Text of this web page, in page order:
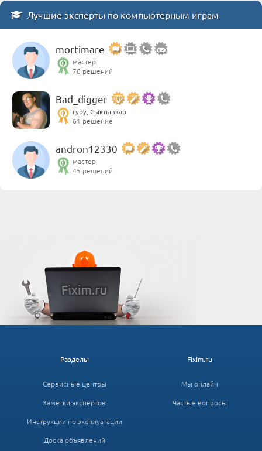
Лучшие эксперты по компьютерным играм
mortimare
мастер
70 решений
Bad_digger
гуру, Сыктывкар
61 решение
andron12330
мастер
45 решений
Fixim.ru
Мы онлайн
Частые вопросы
Разделы
Сервисные центры
Заметки экспертов
Инструкции по эксплуатации
Доска объявлений